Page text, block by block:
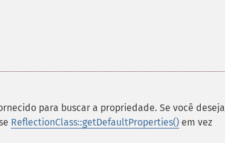
para buscar a propriedade. Se você deseja
ReflectionClass::getDefaultProperties() em vez